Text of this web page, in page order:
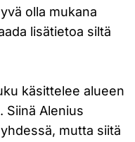
olla mukana
lisätietoa siltä
käsittelee alueen
Siinä Alenius
mutta siitä